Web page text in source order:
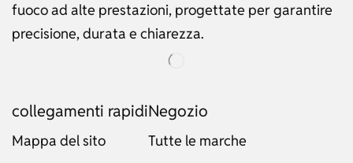
fuoco ad alte prestazioni, progettate per garantire
precisione, durata e chiarezza.
collegamenti rapidi
Mappa del sito
Negozio
Tutte le marche